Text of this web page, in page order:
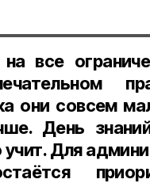
все
они совсем
День
учит. Для